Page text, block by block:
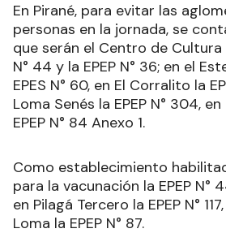
En Pirané, para evitar las
personas en la jornada, se
que serán el Centro de Cultura
N° 44 y la EPEP N° 36; en el
EPES N° 60, en El Corralito la
Loma Senés la EPEP N° 304,
EPEP N° 84 Anexo 1.
Como establecimiento
para la vacunación la EPEP N°
en Pilagá Tercero la EPEP N°
Loma la EPEP N° 87.